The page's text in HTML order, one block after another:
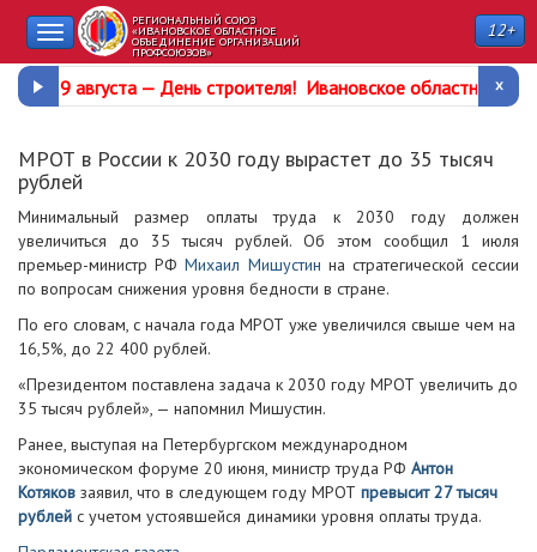
РЕГИОНАЛЬНЫЙ СОЮЗ
«ИВАНОВСКОЕ ОБЛАСТНОЕ
ОБЪЕДИНЕНИЕ ОРГАНИЗАЦИЙ
ПРОФСОЮЗОВ»
12+
Toggle
navigation
9 августа — День строителя! Ивановское областное
МРОТ в России к 2030 году вырастет до 35 тысяч
рублей
Минимальный размер оплаты труда к 2030 году должен
увеличиться до 35 тысяч рублей. Об этом сообщил 1 июля
премьер-министр РФМихаил Мишустин на стратегической сессии
по вопросам снижения уровня бедности в стране.
По его словам, с начала года МРОТ уже увеличился свыше чем на
16,5%, до 22 400 рублей.
«Президентом поставлена задача к 2030 году МРОТ увеличить до
35 тысяч рублей», — напомнил Мишустин.
Ранее, выступая на Петербургском международном
экономическом форуме 20 июня, министр труда РФ Антон
Котяков заявил, что в следующем году МРОТ превысит 27 тысяч
рублей с учетом устоявшейся динамики уровня оплаты труда.